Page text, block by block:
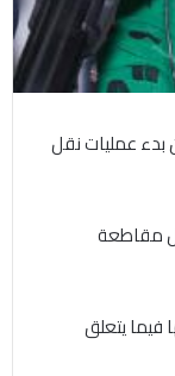
بدء عمليات نقل
سيتم توجيه 500 طن لكل عاصمة ولاية، و100 طن لكل مقاطعة
فيما يتعلق